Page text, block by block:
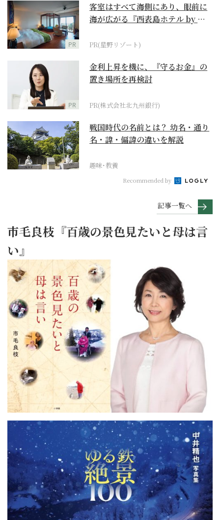
PR
客室はすべて海側にあり、眼前に
海が広がる『西表島ホテル by 星
PR(星野リゾート)
PR
金利上昇を機に、『守るお金』の
置き場所を再検討
PR(株式会社北九州銀行)
戦国時代の名前とは？ 幼名・通り
名・諱・偏諱の違いを解説
趣味･教養
Recommended by
記事一覧へ
市毛良枝『百歳の景色見たいと母は言
い』